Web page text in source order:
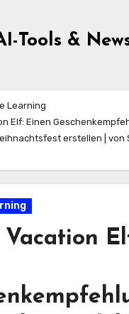
Tools &
Learning
Elf: Einen
erstellen | von